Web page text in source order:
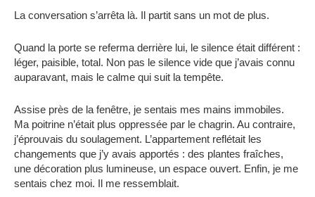
La conversation s’arrêta là. Il partit sans un mot de plus.
Quand la porte se referma derrière lui, le silence était différent :
léger, paisible, total. Non pas le silence vide que j’avais connu
auparavant, mais le calme qui suit la tempête.
Assise près de la fenêtre, je sentais mes mains immobiles.
Ma poitrine n’était plus oppressée par le chagrin. Au contraire,
j’éprouvais du soulagement. L’appartement reflétait les
changements que j’y avais apportés : des plantes fraîches,
une décoration plus lumineuse, un espace ouvert. Enfin, je me
sentais chez moi. Il me ressemblait.